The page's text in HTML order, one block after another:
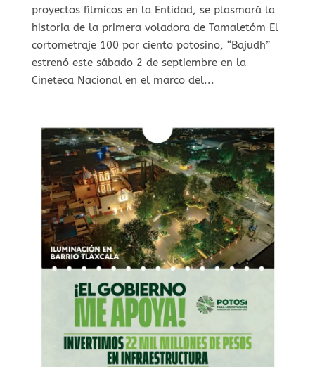
proyectos fílmicos en la Entidad, se plasmará la
historia de la primera voladora de Tamaletóm El
cortometraje 100 por ciento potosino, “Bajudh”
estrenó este sábado 2 de septiembre en la
Cineteca Nacional en el marco del...